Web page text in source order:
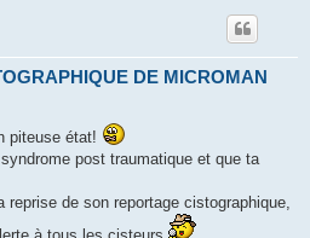
DE MICROMAN
piteuse état!
post traumatique et que ta
de son reportage cistographique,